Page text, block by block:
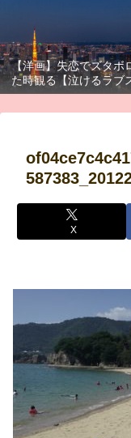
【洋画】失恋でズタボ
た時観る【泣けるラブ
ーまとめ】
X